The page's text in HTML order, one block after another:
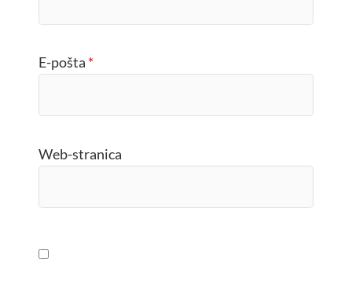
E-pošta *
Web-stranica